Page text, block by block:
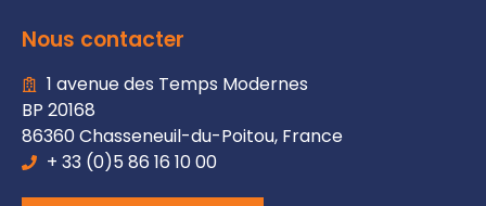
Nous contacter
1 avenue des Temps Modernes
BP 20168
86360 Chasseneuil-du-Poitou, France
+ 33 (0)5 86 16 10 00